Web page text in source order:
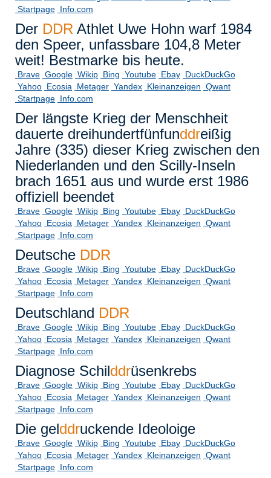
Startpage Info.com
Der DDR Athlet Uwe Hohn warf 1984
den Speer, unfassbare 104,8 Meter
weit! Bestmarke bis heute.
Brave Google Wikip Bing Youtube Ebay DuckDuckGo
Yahoo Ecosia Metager Yandex Kleinanzeigen Qwant
Startpage Info.com
Der längste Krieg der Menschheit
dauerte dreihundertfünfunddreißig
Jahre (335) dieser Krieg zwischen den
Niederlanden und den Scilly-Inseln
brach 1651 aus und wurde erst 1986
offiziell beendet
Brave Google Wikip Bing Youtube Ebay DuckDuckGo
Yahoo Ecosia Metager Yandex Kleinanzeigen Qwant
Startpage Info.com
Deutsche DDR
Brave Google Wikip Bing Youtube Ebay DuckDuckGo
Yahoo Ecosia Metager Yandex Kleinanzeigen Qwant
Startpage Info.com
Deutschland DDR
Brave Google Wikip Bing Youtube Ebay DuckDuckGo
Yahoo Ecosia Metager Yandex Kleinanzeigen Qwant
Startpage Info.com
Diagnose Schilddrüsenkrebs
Brave Google Wikip Bing Youtube Ebay DuckDuckGo
Yahoo Ecosia Metager Yandex Kleinanzeigen Qwant
Startpage Info.com
Die gelddruckende Ideoloige
Brave Google Wikip Bing Youtube Ebay DuckDuckGo
Yahoo Ecosia Metager Yandex Kleinanzeigen Qwant
Startpage Info.com